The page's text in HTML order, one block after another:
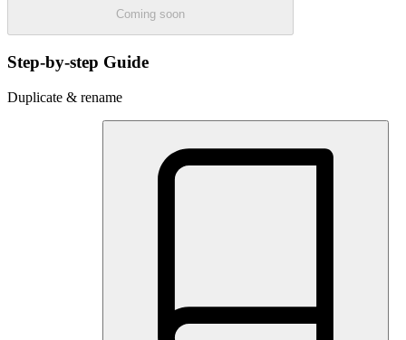
Coming soon
Step-by-step Guide
Duplicate & rename